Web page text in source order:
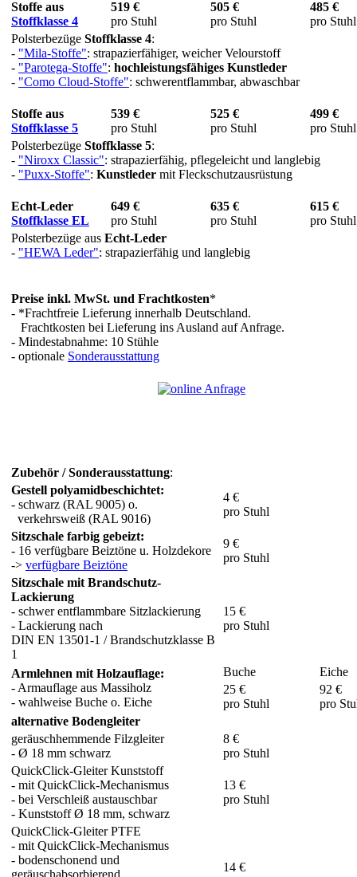
Stoffe aus
Stoffklasse 4
519 €
pro Stuhl
505 €
pro Stuhl
485 €
pro Stuhl
Polsterbezüge Stoffklasse 4:
- "Mila-Stoffe": strapazierfähiger, weicher Velourstoff
- "Parotega-Stoffe": hochleistungsfähiges Kunstleder
- "Como Cloud-Stoffe": schwerentflammbar, abwaschbar
Stoffe aus
Stoffklasse 5
539 €
pro Stuhl
525 €
pro Stuhl
499 €
pro Stuhl
Polsterbezüge Stoffklasse 5:
- "Niroxx Classic": strapazierfähig, pflegeleicht und langlebig
- "Puxx-Stoffe": Kunstleder mit Fleckschutzausrüstung
Echt-Leder
Stoffklasse EL
649 €
pro Stuhl
635 €
pro Stuhl
615 €
pro Stuhl
Polsterbezüge aus Echt-Leder
- "HEWA Leder": strapazierfähig und langlebig
Preise inkl. MwSt. und Frachtkosten*
- *Frachtfreie Lieferung innerhalb Deutschland.
Frachtkosten bei Lieferung ins Ausland auf Anfrage.
- Mindestabnahme: 10 Stühle
- optionale Sonderausstattung
Zubehör / Sonderausstattung:
Gestell polyamidbeschichtet:
- schwarz (RAL 9005) o.
verkehrsweiß (RAL 9016)
4 €
pro Stuhl
Sitzschale farbig gebeizt:
- 16 verfügbare Beiztöne u. Holzdekore
-> verfügbare Beiztöne
9 €
pro Stuhl
Sitzschale mit Brandschutz-
Lackierung
- schwer entflammbare Sitzlackierung
- Lackierung nach
DIN EN 13501-1 / Brandschutzklasse B
1
15 €
pro Stuhl
Armlehnen mit Holzauflage:
- Armauflage aus Massiholz
- wahlweise Buche o. Eiche
Buche
Eiche
25 €
pro Stuhl
92 €
pro
alternative Bodengleiter
geräuschhemmende Filzgleiter
- Ø 18 mm schwarz
8 €
pro Stuhl
QuickClick-Gleiter Kunststoff
- mit QuickClick-Mechanismus
- bei Verschleiß austauschbar
- Kunststoff Ø 18 mm, schwarz
13 €
pro Stuhl
QuickClick-Gleiter PTFE
- mit QuickClick-Mechanismus
- bodenschonend und
geräuschabsorbierend
14 €